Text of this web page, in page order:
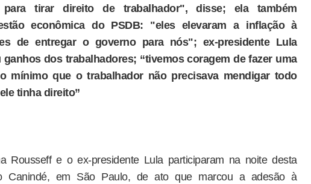
para tirar direito de trabalhador", disse; ela também
econômica do PSDB: "eles elevaram a inflação à
de entregar o governo para nós"; ex-presidente Lula
dos trabalhadores; “tivemos coragem de fazer uma
mínimo que o trabalhador não precisava mendigar todo
tinha direito”
Rousseff e o ex-presidente Lula participaram na noite desta
Canindé, em São Paulo, de ato que marcou a adesão à